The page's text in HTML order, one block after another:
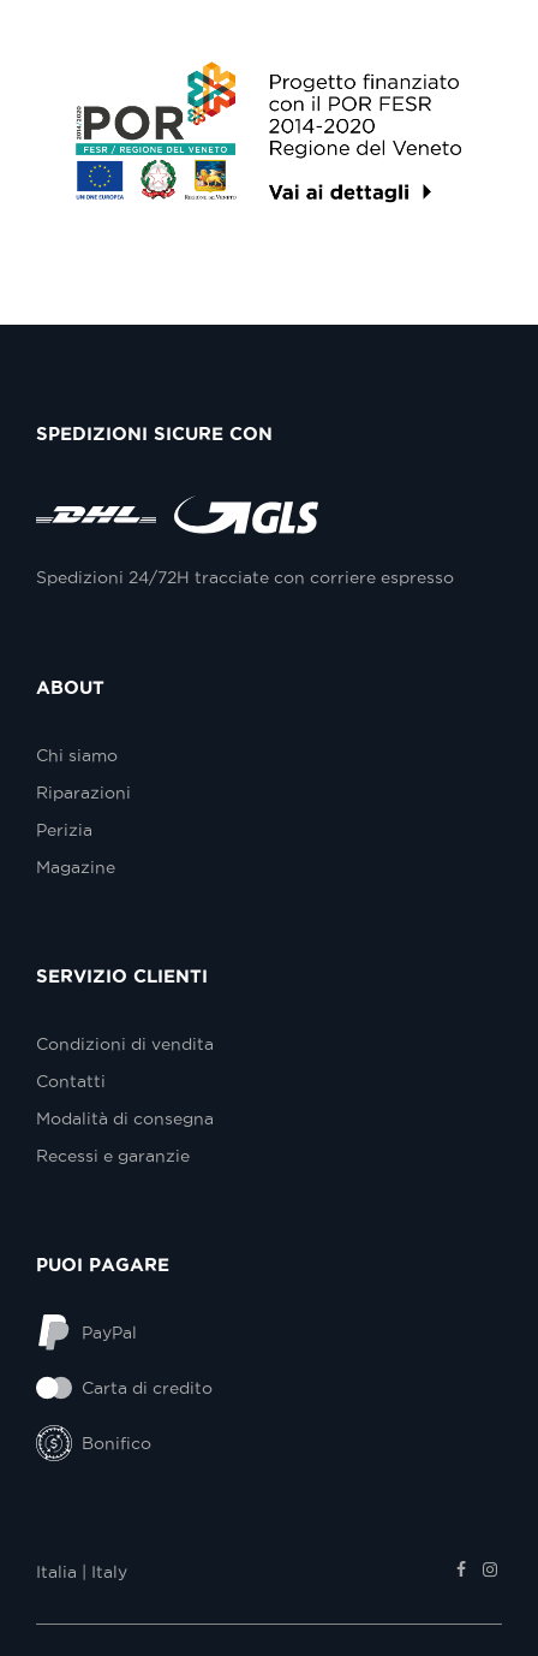
SPEDIZIONI SICURE CON
Spedizioni 24/72H tracciate con corriere espresso
ABOUT
Chi siamo
Riparazioni
Perizia
Magazine
SERVIZIO CLIENTI
Condizioni di vendita
Contatti
Modalità di consegna
Recessi e garanzie
PUOI PAGARE
PayPal
Carta di credito
Bonifico
Italia | Italy